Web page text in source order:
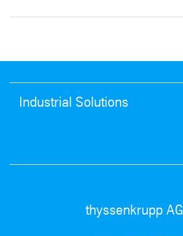
Industrial Solutions
thyssenkrupp AG